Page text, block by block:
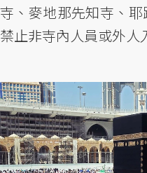
寺、麥地那先知寺、
禁止非寺內人員或外人